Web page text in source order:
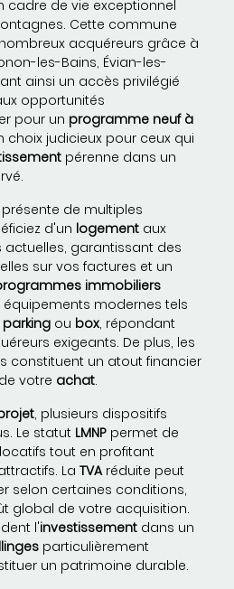
cadre de vie exceptionnel
Cette commune
acquéreurs grâce à
les-Bains, Évian-les-
ainsi un accès privilégié
opportunités
pour un programme neuf à
choix judicieux pour ceux qui
pérenne dans un
de multiples
d'un logement aux
garantissant des
sur vos factures et un
immobiliers
modernes tels
parking ou box, répondant
exigeants. De plus, les
constituent un atout financier
votre achat.
, plusieurs dispositifs
Le statut LMNP permet de
tout en profitant
La TVAréduite peut
selon certaines conditions,
global de votre acquisition.
l'investissement dans un
particulièrement
un patrimoine durable.